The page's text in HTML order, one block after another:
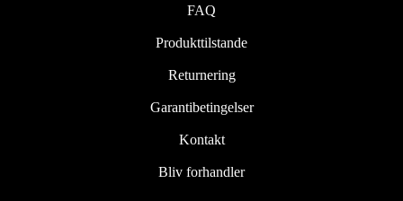
FAQ
Produkttilstande
Returnering
Garantibetingelser
Kontakt
Bliv forhandler